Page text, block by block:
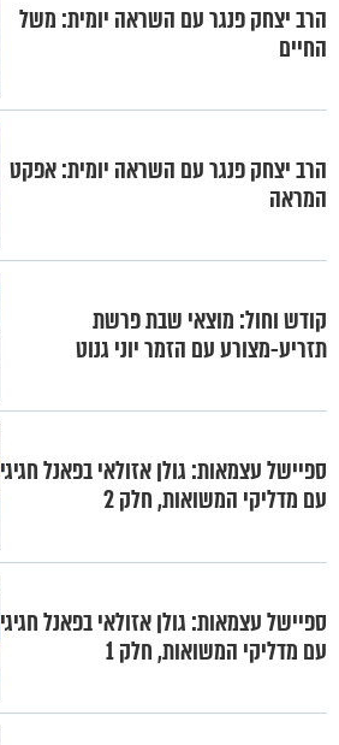
הרב יצחק פנגר עם השראה יומית: משל
החיים
הרב יצחק פנגר עם השראה יומית: אפקט
המראה
קודש וחול: מוצאי שבת פרשת
תזריע-מצורע עם הזמר יוני גנוט
ספיישל עצמאות: גולן אזולאי בפאנל חגיגי
עם מדליקי המשואות, חלק 2
ספיישל עצמאות: גולן אזולאי בפאנל חגיגי
עם מדליקי המשואות, חלק 1